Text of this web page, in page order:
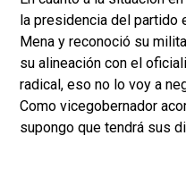
la presidencia del partido
Mena y reconoció su
su alineación con el
radical, eso no lo voy a
Como vicegobernador
supongo que tendrá sus